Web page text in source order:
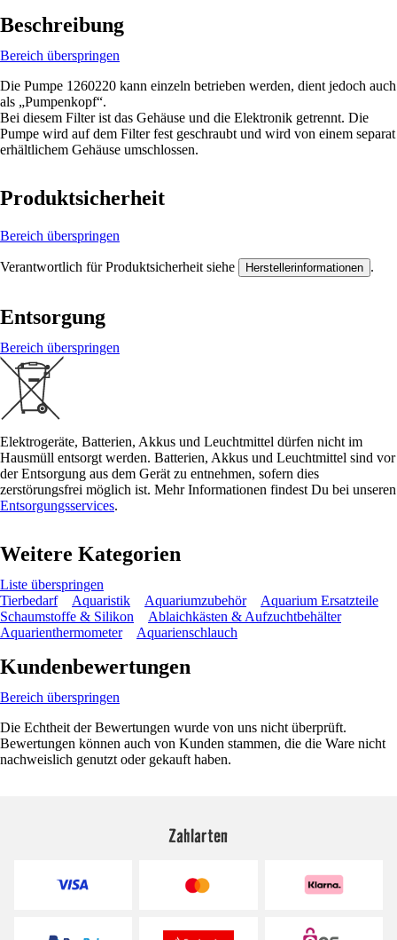
Beschreibung
Bereich überspringen
Die Pumpe 1260220 kann einzeln betrieben werden, dient jedoch auch
als „Pumpenkopf“.
Bei diesem Filter ist das Gehäuse und die Elektronik getrennt. Die
Pumpe wird auf dem Filter fest geschraubt und wird von einem separat
erhältlichem Gehäuse umschlossen.
Produktsicherheit
Bereich überspringen
Verantwortlich für Produktsicherheit siehe Herstellerinformationen .
Entsorgung
Bereich überspringen
Elektrogeräte, Batterien, Akkus und Leuchtmittel dürfen nicht im
Hausmüll entsorgt werden. Batterien, Akkus und Leuchtmittel sind vor
der Entsorgung aus dem Gerät zu entnehmen, sofern dies
zerstörungsfrei möglich ist. Mehr Informationen findest Du bei unseren
Entsorgungsservices.
Weitere Kategorien
Liste überspringen
Tierbedarf
Aquaristik Aquariumzubehör
Aquarium Ersatzteile
Schaumstoffe & Silikon
Ablaichkästen & Aufzuchtbehälter
Aquarienthermometer
Aquarienschlauch
Kundenbewertungen
Bereich überspringen
Die Echtheit der Bewertungen wurde von uns nicht überprüft.
Bewertungen können auch von Kunden stammen, die die Ware nicht
nachweislich genutzt oder gekauft haben.
Zahlarten